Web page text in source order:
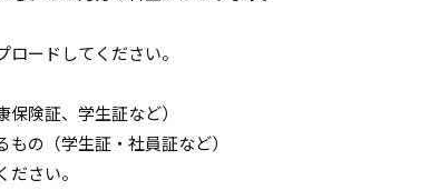
ードしてください。
険証、学生証など）
の（学生証・社員証など）
さい。